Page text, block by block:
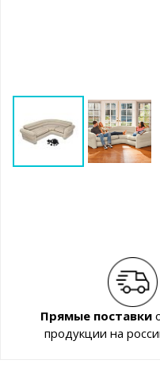
Прямые поставки
продукции на